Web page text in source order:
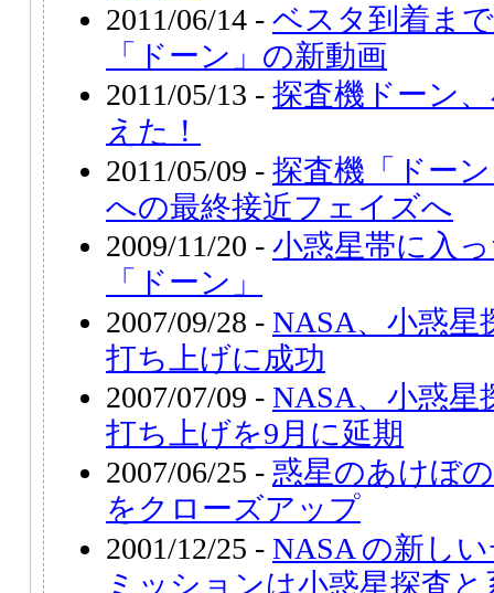
2011/06/14 - ベスタ到着ま
「ドーン」の新動画
2011/05/13 - 探査機ドーン
えた！
2011/05/09 - 探査機「ドー
への最終接近フェイズへ
2009/11/20 - 小惑星帯に入
「ドーン」
2007/09/28 - NASA、小惑星
打ち上げに成功
2007/07/09 - NASA、小惑星
打ち上げを9月に延期
2007/06/25 - 惑星のあけぼ
をクローズアップ
2001/12/25 - NASA の新し
ミッションは小惑星探査